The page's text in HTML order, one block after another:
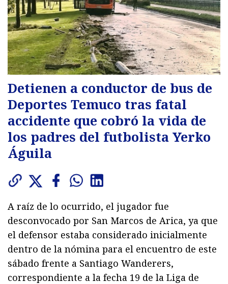
Detienen a conductor de bus de
Deportes Temuco tras fatal
accidente que cobró la vida de
los padres del futbolista Yerko
Águila
A raíz de lo ocurrido, el jugador fue
desconvocado por San Marcos de Arica, ya que
el defensor estaba considerado inicialmente
dentro de la nómina para el encuentro de este
sábado frente a Santiago Wanderers,
correspondiente a la fecha 19 de la Liga de